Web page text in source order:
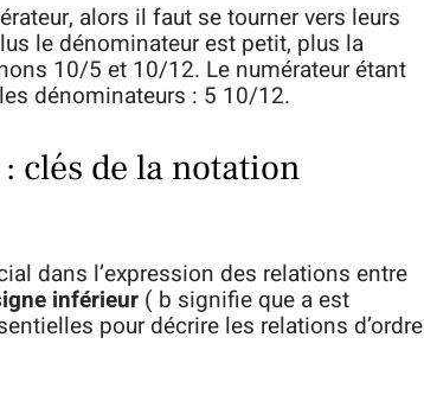
alors il faut se tourner vers leurs
le dénominateur est petit, plus la
10/5 et 10/12. Le numérateur étant
dénominateurs : 5 10/12.
clés de la notation
dans l’expression des relations entre
inférieur ( b signifie que a est
pour décrire les relations d’ordre